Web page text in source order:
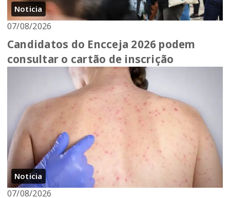
Noticia
07/08/2026
Candidatos do Encceja 2026 podem
consultar o cartão de inscrição
Noticia
07/08/2026